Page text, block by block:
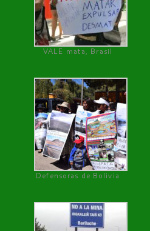
VALE mata, Brasil
Defensoras de Bolivia